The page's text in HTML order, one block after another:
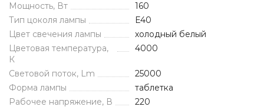
Мощность, Вт
160
Тип цоколя лампы
E40
Цвет свечения лампы
холодный белый
Цветовая температура,
К
4000
Световой поток, Lm
25000
Форма лампы
таблетка
Рабочее напряжение, В
220